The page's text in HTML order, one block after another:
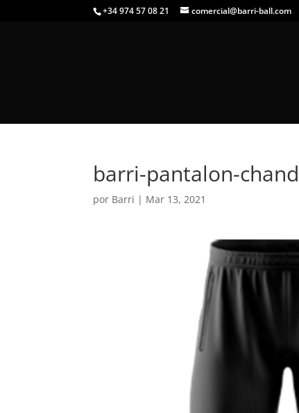
+34 974 57 08 21 comercial@barri-ball.com
barri-pantalon-
por Barri | Mar 13, 2021